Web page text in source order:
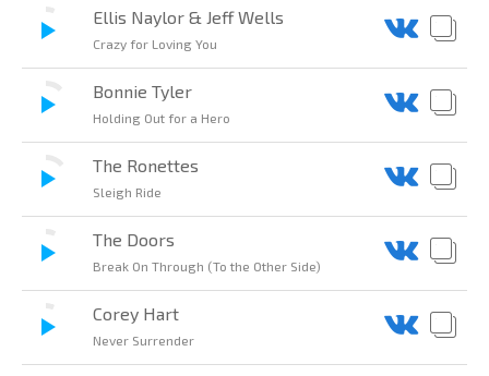
Ellis Naylor & Jeff Wells
Crazy for Loving You
Bonnie Tyler
Holding Out for a Hero
The Ronettes
Sleigh Ride
The Doors
Break On Through (To the Other Side)
Corey Hart
Never Surrender